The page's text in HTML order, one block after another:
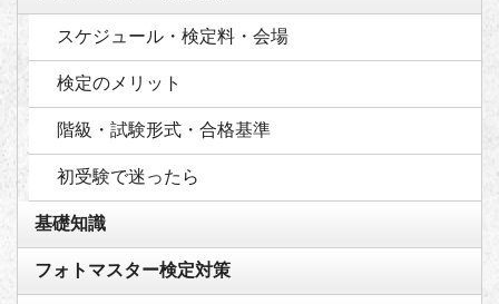
スケジュール・検定料・会場
検定のメリット
階級・試験形式・合格基準
初受験で迷ったら
基礎知識
フォトマスター検定対策